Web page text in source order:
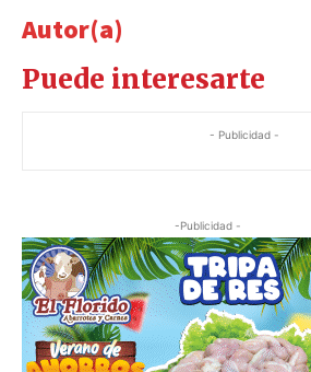
Autor(a)
Puede interesarte
- Publicidad -
-Publicidad -